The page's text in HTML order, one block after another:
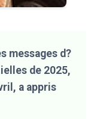
messages d?
de 2025,
a appris